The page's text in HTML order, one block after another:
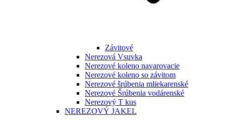
Závitové
Nerezová Vsuvka
Nerezové koleno navarovacie
Nerezové koleno so závitom
Nerezové šrúbenia mliekarenské
Nerezové Šrúbenia vodárenské
Nerezový T kus
NEREZOVÝ JAKEL